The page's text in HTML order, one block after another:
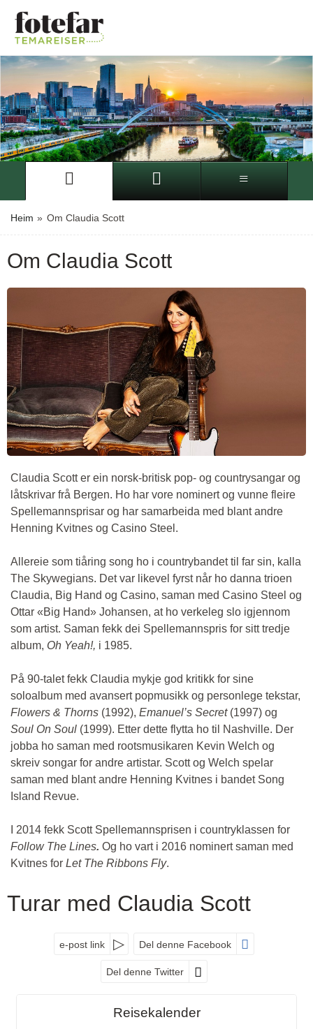
Heim » Om Claudia Scott
Om Claudia Scott
Claudia Scott er ein norsk-britisk pop- og countrysangar og
låtskrivar frå Bergen. Ho har vore nominert og vunne fleire
Spellemannsprisar og har samarbeida med blant andre
Henning Kvitnes og Casino Steel.
Allereie som tiåring song ho i countrybandet til far sin, kalla
The Skywegians. Det var likevel fyrst når ho danna trioen
Claudia, Big Hand og Casino, saman med Casino Steel og
Ottar «Big Hand» Johansen, at ho verkeleg slo igjennom
som artist. Saman fekk dei Spellemannspris for sitt tredje
album, Oh Yeah!, i 1985.
På 90-talet fekk Claudia mykje god kritikk for sine
soloalbum med avansert popmusikk og personlege tekstar,
Flowers & Thorns (1992), Emanuel’s Secret (1997) og
Soul On Soul (1999). Etter dette flytta ho til Nashville. Der
jobba ho saman med rootsmusikaren Kevin Welch og
skreiv songar for andre artistar. Scott og Welch spelar
saman med blant andre Henning Kvitnes i bandet Song
Island Revue.
I 2014 fekk Scott Spellemannsprisen i countryklassen for
Follow The Lines. Og ho vart i 2016 nominert saman med
Kvitnes for Let The Ribbons Fly.
Turar med Claudia Scott
e-post link Del denne Facebook
Del denne Twitter
Reisekalender